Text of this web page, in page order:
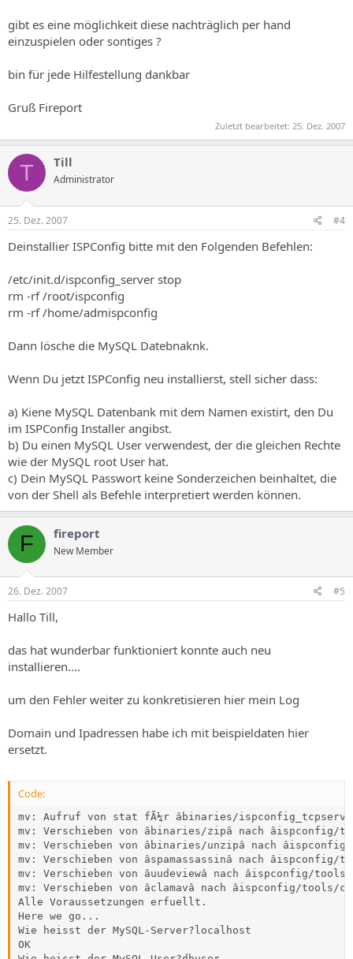
gibt es eine möglichkeit diese nachträglich per hand
einzuspielen oder sontiges ?
bin für jede Hilfestellung dankbar
Gruß Fireport
Zuletzt bearbeitet: 25. Dez. 2007
T Till
Administrator
25. Dez. 2007 #4
Deinstallier ISPConfig bitte mit den Folgenden Befehlen:
/etc/init.d/ispconfig_server stop
rm -rf /root/ispconfig
rm -rf /home/admispconfig
Dann lösche die MySQL Datebnaknk.
Wenn Du jetzt ISPConfig neu installierst, stell sicher dass:
a) Kiene MySQL Datenbank mit dem Namen existirt, den Du
im ISPConfig Installer angibst.
b) Du einen MySQL User verwendest, der die gleichen Rechte
wie der MySQL root User hat.
c) Dein MySQL Passwort keine Sonderzeichen beinhaltet, die
von der Shell als Befehle interpretiert werden können.
F fireport
New Member
26. Dez. 2007 #5
Hallo Till,
das hat wunderbar funktioniert konnte auch neu
installieren....
um den Fehler weiter zu konkretisieren hier mein Log
Domain und Ipadressen habe ich mit beispieldaten hier
ersetzt.
Code:
mv: Aufruf von stat fÃ¼r âbinaries/
mv: Verschieben von âbinaries/zipâ nach
mv: Verschieben von âbinaries/unzipâ nach
mv: Verschieben von âspamassassinâ nach
mv: Verschieben von âuudeviewâ nach
mv: Verschieben von âclamavâ nach âispconfig/
Alle Voraussetzungen erfuellt.
Here we go...
Wie heisst der MySQL-Server?localhost
OK